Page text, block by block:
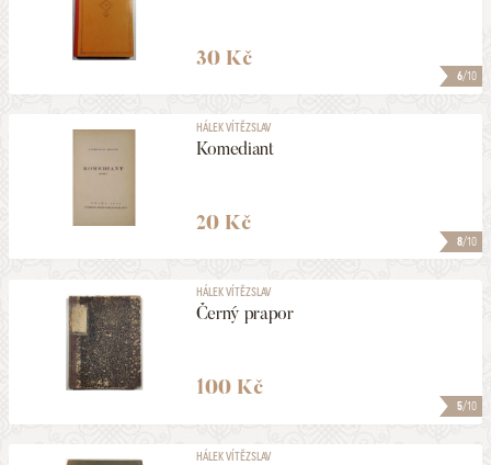
6/10
30 Kč
8/10
HÁLEK VÍTĚZSLAV
Komediant
20 Kč
5/10
HÁLEK VÍTĚZSLAV
Černý prapor
100 Kč
HÁLEK VÍTĚZSLAV